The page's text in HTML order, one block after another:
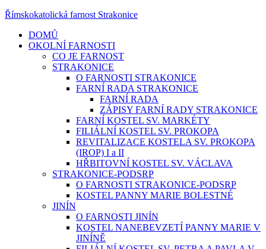
Římskokatolická farnost Strakonice
DOMŮ
OKOLNÍ FARNOSTI
CO JE FARNOST
STRAKONICE
O FARNOSTI STRAKONICE
FARNÍ RADA STRAKONICE
FARNÍ RADA
ZÁPISY FARNÍ RADY STRAKONICE
FARNÍ KOSTEL SV. MARKÉTY
FILIÁLNÍ KOSTEL SV. PROKOPA
REVITALIZACE KOSTELA SV. PROKOPA
(IROP) I a II
HŘBITOVNÍ KOSTEL SV. VÁCLAVA
STRAKONICE-PODSRP
O FARNOSTI STRAKONICE-PODSRP
KOSTEL PANNY MARIE BOLESTNÉ
JINÍN
O FARNOSTI JINÍN
KOSTEL NANEBEVZETÍ PANNY MARIE V
JINÍNĚ